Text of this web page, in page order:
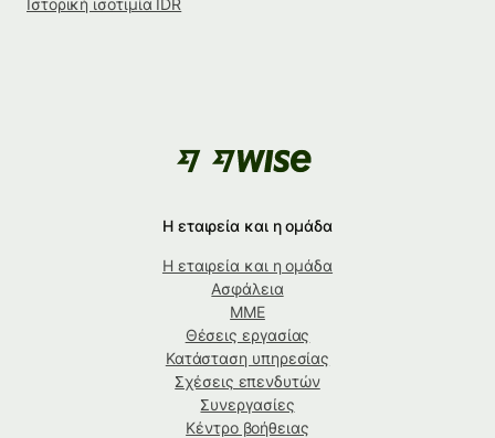
Η εταιρεία και η ομάδα
Η εταιρεία και η ομάδα
Ασφάλεια
ΜΜΕ
Θέσεις εργασίας
Κατάσταση υπηρεσίας
Σχέσεις επενδυτών
Συνεργασίες
Κέντρο βοήθειας